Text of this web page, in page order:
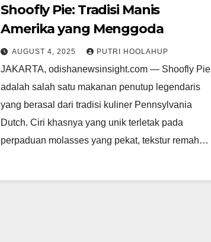
Shoofly Pie: Tradisi Manis
Amerika yang Menggoda
AUGUST 4, 2025 PUTRI HOOLAHUP
JAKARTA, odishanewsinsight.com — Shoofly Pie
adalah salah satu makanan penutup legendaris
yang berasal dari tradisi kuliner Pennsylvania
Dutch. Ciri khasnya yang unik terletak pada
perpaduan molasses yang pekat, tekstur remah…